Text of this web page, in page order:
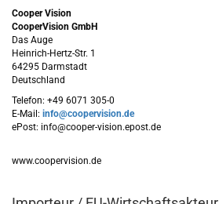
Cooper Vision
CooperVision GmbH
Das Auge
Heinrich-Hertz-Str. 1
64295 Darmstadt
Deutschland
Telefon: +49 6071 305-0
E-Mail: info@coopervision.de
ePost: info@cooper-vision.epost.de
www.coopervision.de